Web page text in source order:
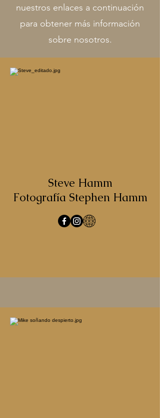
nuestros enlaces a continuación
para obtener más información
sobre nosotros.
Steve Hamm
Fotografía Stephen Hamm